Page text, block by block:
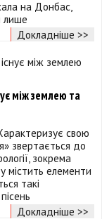
на Донбас,
лише
Докладніше >>
між землею та
свою
звертається до
зокрема
містить елементи
такі
Докладніше >>